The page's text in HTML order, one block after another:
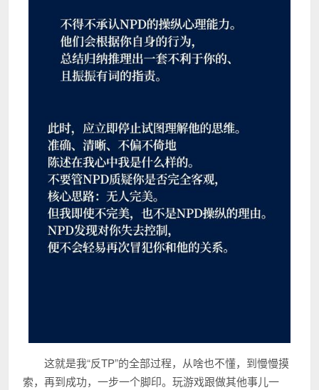
这就是我“反TP”的全部过程，从啥也不懂，到慢慢摸
索，再到成功，一步一个脚印。玩游戏跟做其他事儿一